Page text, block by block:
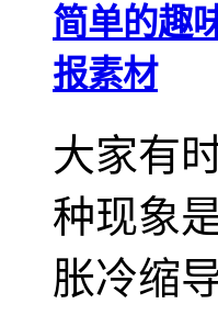
简单的趣
报素材
大家有
种现象
胀冷缩